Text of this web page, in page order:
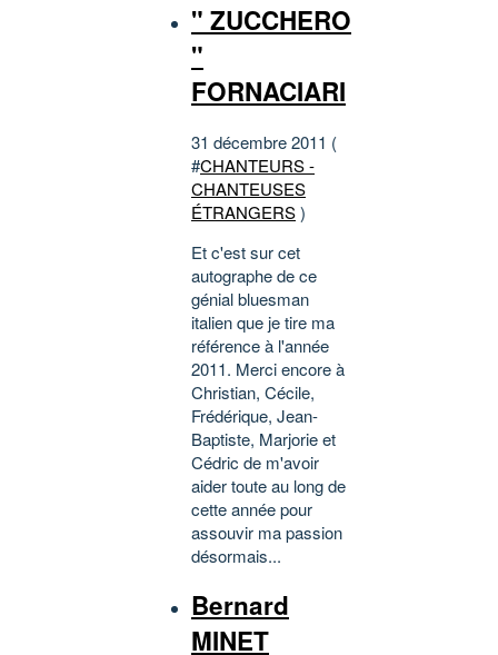
" ZUCCHERO
"
FORNACIARI
31 décembre 2011 (
#CHANTEURS -
CHANTEUSES
ÉTRANGERS)
Et c'est sur cet
autographe de ce
génial bluesman
italien que je tire ma
référence à l'année
2011. Merci encore à
Christian, Cécile,
Frédérique, Jean-
Baptiste, Marjorie et
Cédric de m'avoir
aider toute au long de
cette année pour
assouvir ma passion
désormais...
Bernard
MINET